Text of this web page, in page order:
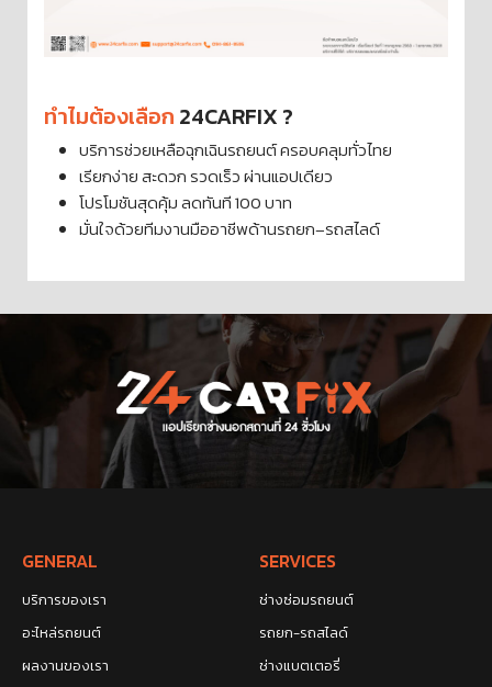
ทำไมต้องเลือก 24CARFIX ?
บริการช่วยเหลือฉุกเฉินรถยนต์ ครอบคลุมทั่วไทย
เรียกง่าย สะดวก รวดเร็ว ผ่านแอปเดียว
โปรโมชันสุดคุ้ม ลดทันที 100 บาท
มั่นใจด้วยทีมงานมืออาชีพด้านรถยก–รถสไลด์
GENERAL
บริการของเรา
อะไหล่รถยนต์
ผลงานของเรา
SERVICES
ช่างซ่อมรถยนต์
รถยก-รถสไลด์
ช่างแบตเตอรี่